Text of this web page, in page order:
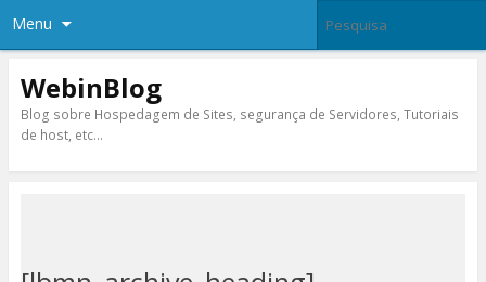
Menu
WebinBlog
Blog sobre Hospedagem de Sites, segurança de Servidores, Tutoriais
de host, etc…